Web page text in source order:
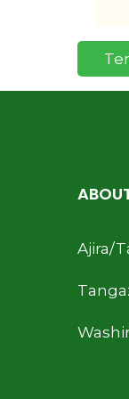
Ajira/